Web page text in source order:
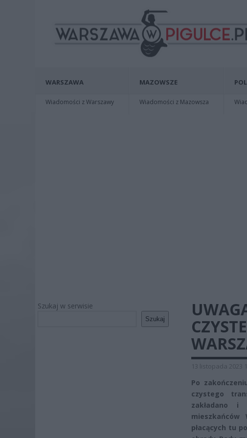
WARSZAWA
Wiadomości z Warszawy
MAZOWSZE
Wiadomości z Mazowsza
Szukaj w serwisie
Szukaj
13 listopada 2023
Po
czystego
zakładano i
płacących tu